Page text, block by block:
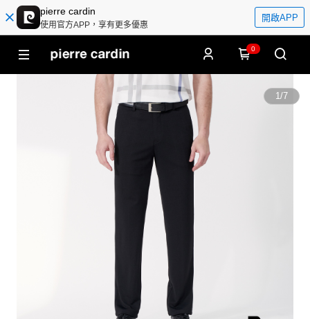
pierre cardin
使用官方APP，享有更多優惠
開啟APP
0
1/7